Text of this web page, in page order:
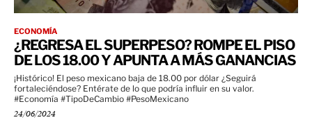
ECONOMÍA
¿REGRESA EL SUPERPESO? ROMPE EL PISO
DE LOS 18.00 Y APUNTA A MÁS GANANCIAS
¡Histórico! El peso mexicano baja de 18.00 por dólar ¿Seguirá
fortaleciéndose? Entérate de lo que podría influir en su valor.
#Economía #TipoDeCambio #PesoMexicano
24/06/2024